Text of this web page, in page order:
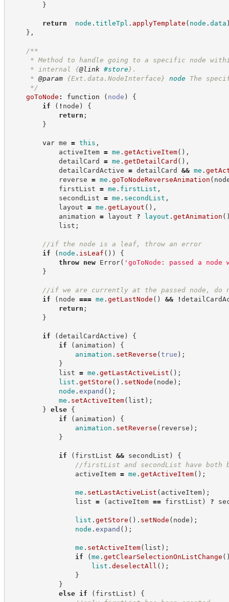
}
return node . titleTpl . applyTemplate ( node . data
} ,
/**
* Method to handle going to a specific node
* internal {@link #store} .
* @param {Ext.data.NodeInterface} node
The
*/
goToNode : function ( node )
{
if
( ! node )
{
return ;
}
var me = this ,
activeItem = me . getActiveItem( ) ,
detailCard = me . getDetailCard ( ) ,
detailCardActive = detailCard && me .
reverse = me . goToNodeReverseAnimation (
firstList = me . firstList ,
secondList = me . secondList ,
layout = me . getLayout ( ) ,
animation = layout ? layout . getAnimation (
list ;
// if the node is a leaf, throw an error
if
( node . isLeaf ( ) )
{
throw
new Error( ' goToNode: passed a
}
// if we are currently at the passed node, do
if
( node === me . getLastNode ( ) && !
return ;
}
if (detailCardActive )
{
if
( animation )
{
animation . setReverse (true ) ;
}
list = me . getLastActiveList ( ) ;
list . getStore ( ) . setNode ( node ) ;
node . expand ( ) ;
me . setActiveItem( list ) ;
} else
{
if
( animation )
{
animation . setReverse ( reverse ) ;
}
if ( firstList && secondList )
{
//firstList and secondList have both
activeItem = me . getActiveItem( ) ;
me . setLastActiveList ( activeItem) ;
list = ( activeItem == firstList ) ?
list . getStore ( ) . setNode ( node ) ;
node . expand ( ) ;
me . setActiveItem( list ) ;
if
(me . getClearSelectionOnListChange (
list . deselectAll ( ) ;
}
}
else
if ( firstList )
{